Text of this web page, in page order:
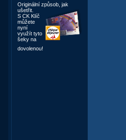
Originální způsob, jak
ušetřit.
S CK Klíč
můžete
nyní
využít tyto
šeky na
dovolenou!